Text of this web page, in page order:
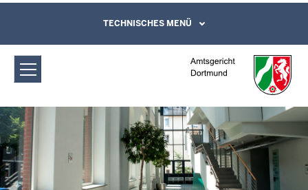
Amtsgericht Dortmund:
Sitzungstermine
Direkt zum Inhalt
Leichte Sprache, Gebärdensprachenvideo
und Kontaktformular
TECHNISCHES MENÜ